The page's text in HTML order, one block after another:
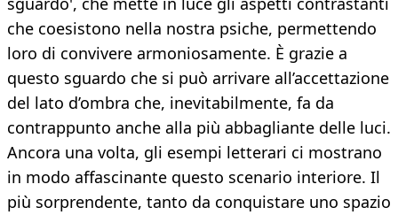
che coesistono nella nostra psiche, permettendo
loro di convivere armoniosamente. È grazie a
questo sguardo che si può arrivare all’accettazione
del lato d’ombra che, inevitabilmente, fa da
contrappunto anche alla più abbagliante delle luci.
Ancora una volta, gli esempi letterari ci mostrano
in modo affascinante questo scenario interiore. Il
più sorprendente, tanto da conquistare uno spazio